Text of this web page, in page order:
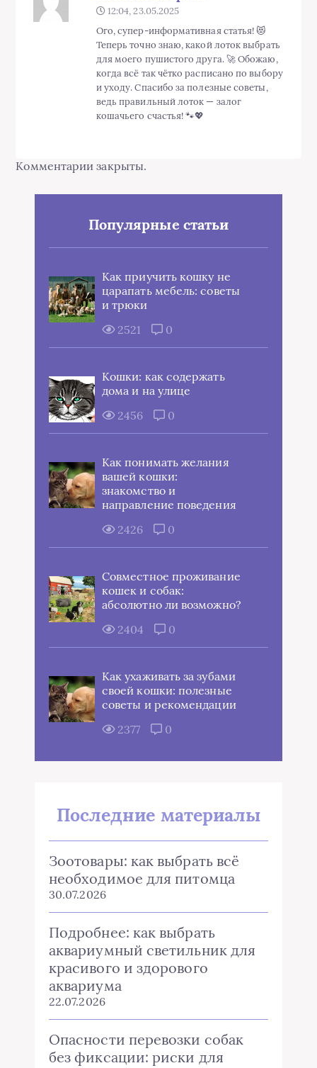
12:04, 23.05.2025
Ого, супер-информативная статья! 😻
Теперь точно знаю, какой лоток выбрать
для моего пушистого друга. 🚀 Обожаю,
когда всё так чётко расписано по выбору
и уходу. Спасибо за полезные советы,
ведь правильный лоток — залог
кошачьего счастья! 🐾💖
Комментарии закрыты.
Популярные статьи
Как приучить кошку не
царапать мебель: советы
и трюки
2521
0
Кошки: как содержать
дома и на улице
2456
0
Как понимать желания
вашей кошки:
знакомство и
направление поведения
2426
0
Совместное проживание
кошек и собак:
абсолютно ли возможно?
2404
0
Как ухаживать за зубами
своей кошки: полезные
советы и рекомендации
2377
0
Последние материалы
Зоотовары: как выбрать всё
необходимое для питомца
30.07.2026
Подробнее: как выбрать
аквариумный светильник для
красивого и здорового
аквариума
22.07.2026
Опасности перевозки собак
без фиксации: риски для